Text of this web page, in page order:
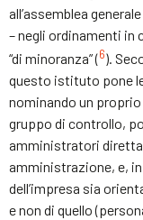
all’assemblea
– negli ordinamenti in
“di minoranza” (6).
questo istituto pone
nominando un proprio
gruppo di controllo,
amministratori
amministrazione, e,
dell’impresa sia
e non di quello